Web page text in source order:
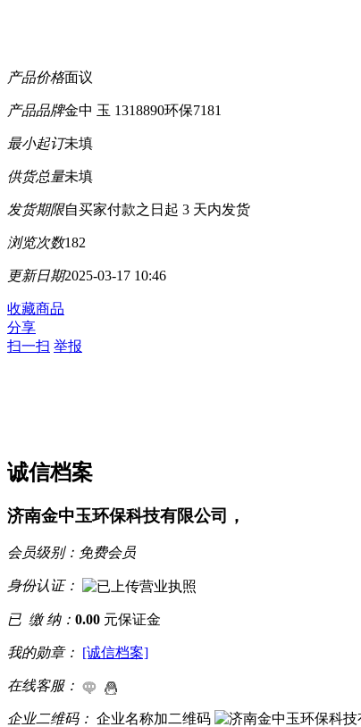
产品价格面议
产品品牌金中 玉 1318890环保7181
最小起订未填
供货总量未填
发货期限自买家付款之日起 3 天内发货
浏览次数182
更新日期2025-03-17 10:46
收藏商品
分享
扫一扫 举报
诚信档案
济南金中玉环保科技有限公司，
会员级别： 免费会员
身份认证：
已 缴 纳： 0.00 元保证金
我的勋章： [诚信档案]
在线客服：
企业二维码： 企业名称加二维码